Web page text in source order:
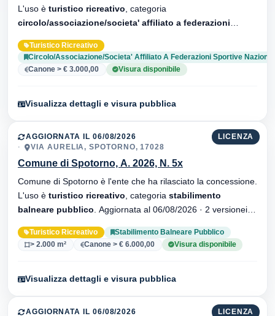
L'uso è turistico ricreativo , categoria
circolo/associazione/societa' affiliato a federazioni
dell'atto.
Turistico Ricreativo
Circolo/Associazione/Societa' Affiliato A Federazioni Sportive
Canone > € 3.000,00
Visura disponibile
Visualizza dettagli e visura pubblica
LICENZA
AGGIORNATA IL 06/08/2026
VIA AURELIA, SPOTORNO, 17028
Comune di Spotorno, A. 2026, N. 5x
Comune di Spotorno è l'ente che ha rilasciato la concessione.
L'uso è turistico ricreativo , categoria stabilimento
balneare pubblico
Turistico Ricreativo
Stabilimento Balneare Pubblico
> 2.000 m²
Canone > € 6.000,00 Visura disponibile
Visualizza dettagli e visura pubblica
LICENZA
AGGIORNATA IL 06/08/2026